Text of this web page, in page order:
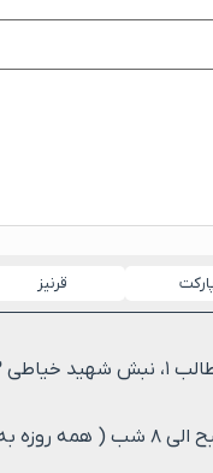
قرنیز
خیاطی ۳
۹ صبح الی ۸ شب ( همه